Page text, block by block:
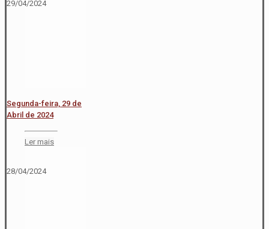
29/04/2024
Segunda-feira, 29 de
Abril de 2024
Ler mais
28/04/2024